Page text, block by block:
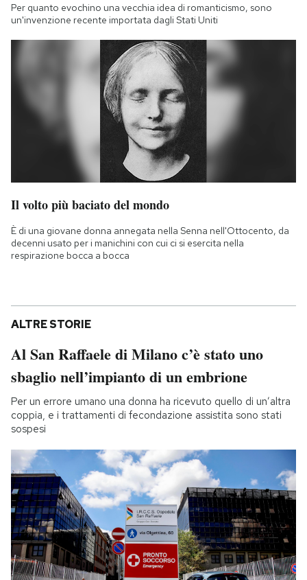
Per quanto evochino una vecchia idea di romanticismo, sono
un'invenzione recente importata dagli Stati Uniti
Il volto più baciato del mondo
È di una giovane donna annegata nella Senna nell'Ottocento, da
decenni usato per i manichini con cui ci si esercita nella
respirazione bocca a bocca
ALTRE STORIE
Al San Raffaele di Milano c’è stato uno
sbaglio nell’impianto di un embrione
Per un errore umano una donna ha ricevuto quello di un’altra
coppia, e i trattamenti di fecondazione assistita sono stati
sospesi